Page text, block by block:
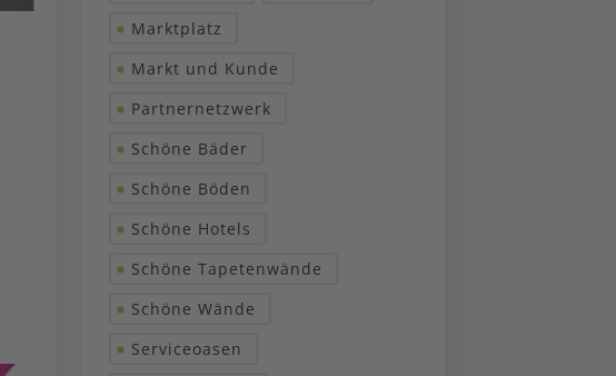
Marktplatz
Markt und Kunde
Partnernetzwerk
Schöne Bäder
Schöne Böden
Schöne Hotels
Schöne Tapetenwände
Schöne Wände
Serviceoasen